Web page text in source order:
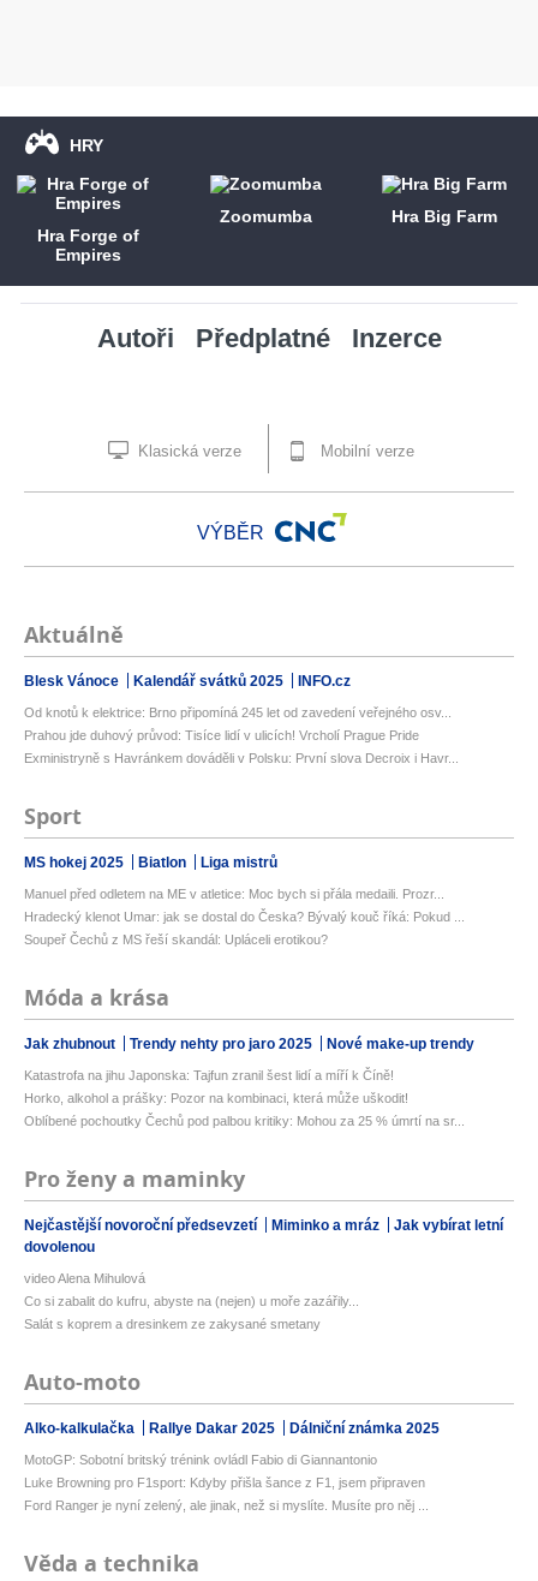
HRY
Hra Forge of
Empires
Zoomumba Hra Big Farm
Autoři Předplatné Inzerce
Klasická verze Mobilní verze
VÝBĚR
Aktuálně
Blesk Vánoce Kalendář svátků 2025 INFO.cz
Od knotů k elektrice: Brno připomíná 245 let od zavedení veřejného osv...
Prahou jde duhový průvod: Tisíce lidí v ulicích! Vrcholí Prague Pride
Exministryně s Havránkem dováděli v Polsku: První slova Decroix i Havr...
Sport
MS hokej 2025 Biatlon Liga mistrů
Manuel před odletem na ME v atletice: Moc bych si přála medaili. Prozr...
Hradecký klenot Umar: jak se dostal do Česka? Bývalý kouč říká: Pokud ...
Soupeř Čechů z MS řeší skandál: Upláceli erotikou?
Móda a krása
Jak zhubnout Trendy nehty pro jaro 2025 Nové make-up trendy
Katastrofa na jihu Japonska: Tajfun zranil šest lidí a míří k Číně!
Horko, alkohol a prášky: Pozor na kombinaci, která může uškodit!
Oblíbené pochoutky Čechů pod palbou kritiky: Mohou za 25 % úmrtí na sr...
Pro ženy a maminky
Nejčastější novoroční předsevzetí Miminko a mráz
Jak vybírat letní
dovolenou
video Alena Mihulová
Co si zabalit do kufru, abyste na (nejen) u moře zazářily...
Salát s koprem a dresinkem ze zakysané smetany
Auto-moto
Alko-kalkulačka Rallye Dakar 2025 Dálniční známka 2025
MotoGP: Sobotní britský trénink ovládl Fabio di Giannantonio
Luke Browning pro F1sport: Kdyby přišla šance z F1, jsem připraven
Ford Ranger je nyní zelený, ale jinak, než si myslíte. Musíte pro něj ...
Věda a technika